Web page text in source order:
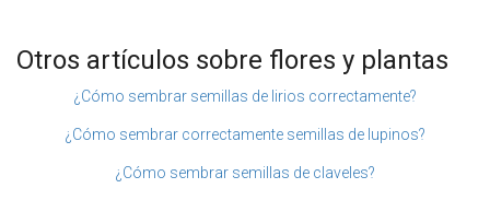
Otros artículos sobre flores y plantas
¿Cómo sembrar semillas de lirios correctamente?
¿Cómo sembrar correctamente semillas de lupinos?
¿Cómo sembrar semillas de claveles?